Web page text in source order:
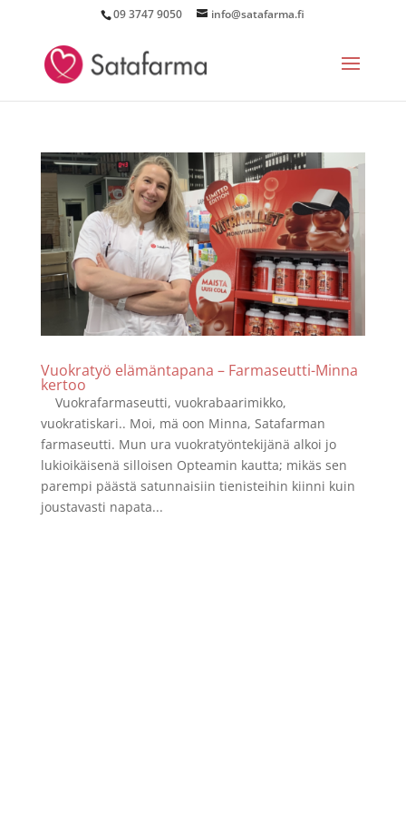
09 3747 9050 info@satafarma.fi
Vuokratyö elämäntapana – Farmaseutti-Minna
kertoo
Vuokrafarmaseutti, vuokrabaarimikko,
vuokratiskari.. Moi, mä oon Minna, Satafarman
farmaseutti. Mun ura vuokratyöntekijänä alkoi jo
lukioikäisenä silloisen Opteamin kautta; mikäs sen
parempi päästä satunnaisiin tienisteihin kiinni kuin
joustavasti napata...